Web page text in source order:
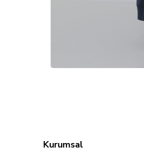
Kurumsal